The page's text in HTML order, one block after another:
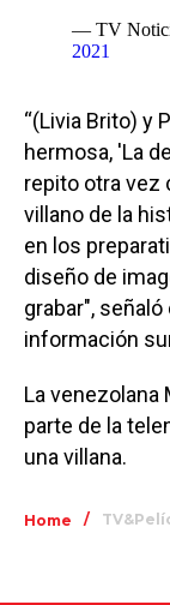
— TV
2021
“(Livia Brito) y
hermosa, 'La
repito otra vez
villano de la
en los
diseño de
grabar",
información
La venezolana
parte de la
una villana.
Home /